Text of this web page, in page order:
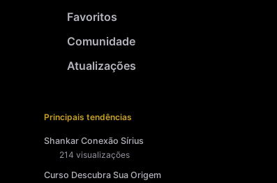
Favoritos
Comunidade
Atualizações
Principais tendências
Shankar Conexão Sírius
214 visualizações
Curso Descubra Sua Origem